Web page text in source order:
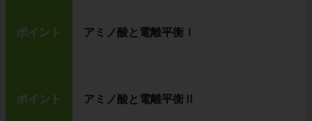
ポイント アミノ酸と電離平衡Ⅰ
ポイント アミノ酸と電離平衡Ⅱ